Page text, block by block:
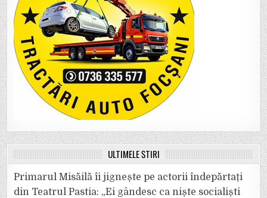
ULTIMELE ȘTIRI
Primarul Misăilă îi jignește pe actorii îndepărtați
din Teatrul Pastia: „Ei gândesc ca niște socialiști